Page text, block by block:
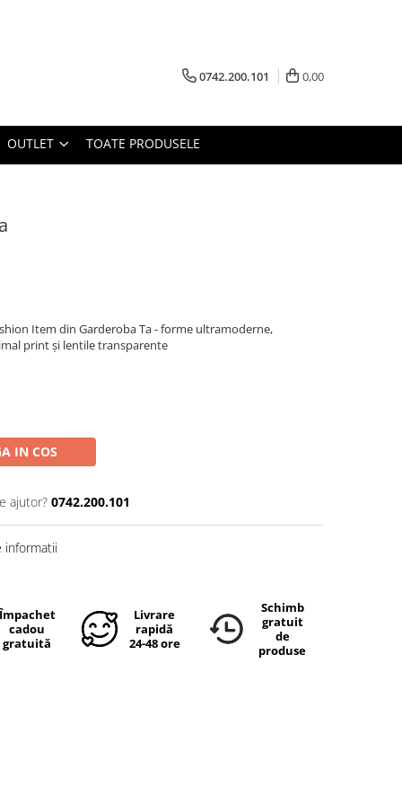
0742.200.101 0,00
OUTLET TOATE PRODUSELE
Item din Garderoba Ta - forme ultramoderne,
print și lentile transparente
IN COS
ajutor? 0742.200.101
informatii
cadou
gratuită
Livrare
rapidă
24-48 ore
Schimb
gratuit
de
produse